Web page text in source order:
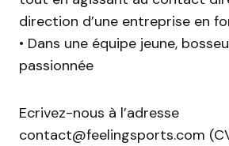
direction d’une entreprise en
• Dans une équipe jeune,
passionnée
Ecrivez-nous à l’adresse
contact@feelingsports.com